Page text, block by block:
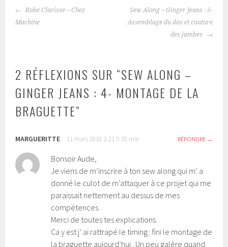
NAVIGATION
DES
Robe Clarisse – Chez
Machine
Sew Along – Ginger Jeans : 5-
Assemblage du dos et couture
des jambes
2 RÉFLEXIONS SUR “SEW ALONG –
GINGER JEANS : 4- MONTAGE DE LA
BRAGUETTE”
MARGUERITTE 11 mars 2018 à 21 h 30 min RÉPONDRE
Bonsoir Aude,
Je viens de m’inscrire à ton sew along qui m’ a
donné le culot de m’attaquer à ce projet qui me
paraissait nettement au dessus de mes
compétences.
Merci de toutes tes explications.
Ca y est j’ ai rattrapé le timing : fini le montage de
la braguette aujourd’hui . Un peu galère quand